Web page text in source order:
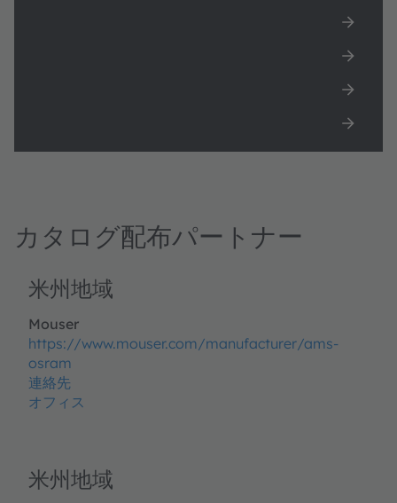
カタログ配布パートナー
米州地域
Mouser
https://www.mouser.com/manufacturer/ams-
osram
連絡先
オフィス
米州地域